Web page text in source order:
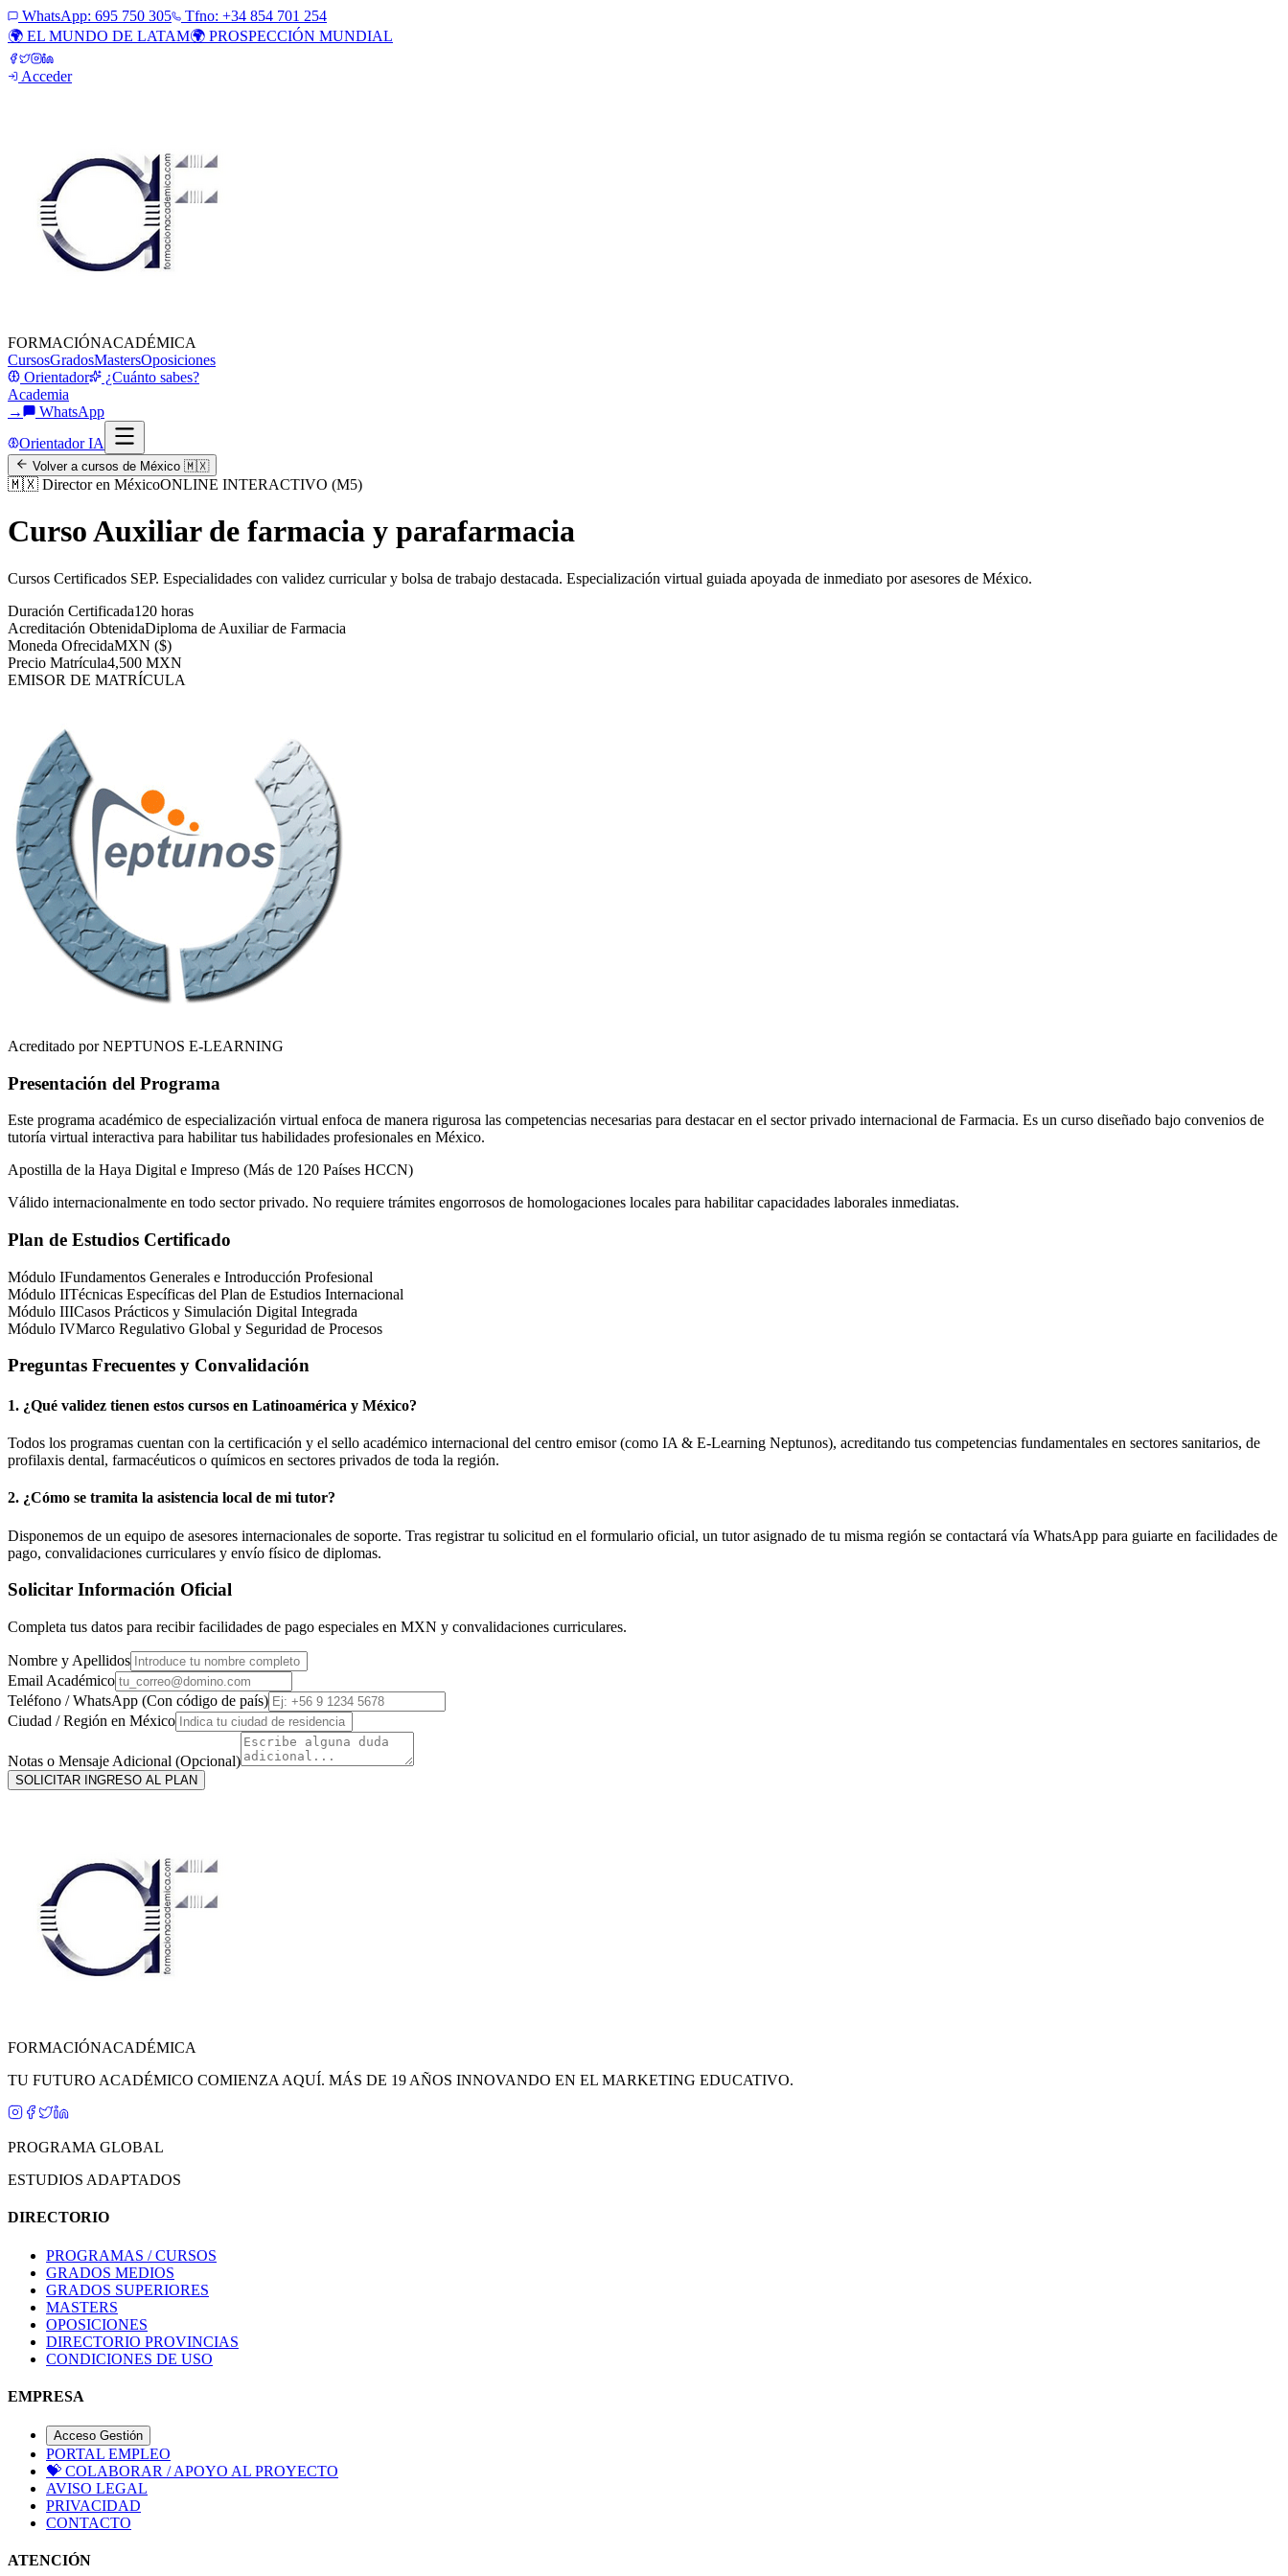
WhatsApp: 695 750 305
Tfno: +34 854 701 254
🌍 EL MUNDO DE LATAM🌍 PROSPECCIÓN MUNDIAL
Acceder
FORMACIÓNACADÉMICA
CursosGradosMastersOposiciones
Orientador
¿Cuánto sabes?
Academia
→
WhatsApp
Orientador IA
Volver a cursos de México 🇲🇽
🇲🇽 Director en MéxicoONLINE INTERACTIVO (M5)
Curso Auxiliar de farmacia y parafarmacia
Cursos Certificados SEP. Especialidades con validez curricular y bolsa de trabajo destacada. Especialización virtual guiada apoyada de inmediato por asesores de México.
Duración Certificada120 horas
Acreditación ObtenidaDiploma de Auxiliar de Farmacia
Moneda OfrecidaMXN ($)
Precio Matrícula4,500 MXN
EMISOR DE MATRÍCULA
Acreditado por NEPTUNOS E-LEARNING
Presentación del Programa
Este programa académico de especialización virtual enfoca de manera rigurosa las competencias necesarias para destacar en el sector privado internacional de Farmacia. Es un curso diseñado bajo convenios de
tutoría virtual interactiva para habilitar tus habilidades profesionales en México.
Apostilla de la Haya Digital e Impreso (Más de 120 Países HCCN)
Válido internacionalmente en todo sector privado. No requiere trámites engorrosos de homologaciones locales para habilitar capacidades laborales inmediatas.
Plan de Estudios Certificado
Módulo IFundamentos Generales e Introducción Profesional
Módulo IITécnicas Específicas del Plan de Estudios Internacional
Módulo IIICasos Prácticos y Simulación Digital Integrada
Módulo IVMarco Regulativo Global y Seguridad de Procesos
Preguntas Frecuentes y Convalidación
1. ¿Qué validez tienen estos cursos en Latinoamérica y México?
Todos los programas cuentan con la certificación y el sello académico internacional del centro emisor (como IA & E-Learning Neptunos), acreditando tus competencias fundamentales en sectores sanitarios, de
profilaxis dental, farmacéuticos o químicos en sectores privados de toda la región.
2. ¿Cómo se tramita la asistencia local de mi tutor?
Disponemos de un equipo de asesores internacionales de soporte. Tras registrar tu solicitud en el formulario oficial, un tutor asignado de tu misma región se contactará vía WhatsApp para guiarte en facilidades de
pago, convalidaciones curriculares y envío físico de diplomas.
Solicitar Información Oficial
Completa tus datos para recibir facilidades de pago especiales en MXN y convalidaciones curriculares.
Nombre y Apellidos
Email Académico
Teléfono / WhatsApp (Con código de país)
Ciudad / Región en México
Notas o Mensaje Adicional (Opcional)
SOLICITAR INGRESO AL PLAN
FORMACIÓNACADÉMICA
TU FUTURO ACADÉMICO COMIENZA AQUÍ. MÁS DE 19 AÑOS INNOVANDO EN EL MARKETING EDUCATIVO.
PROGRAMA GLOBAL
ESTUDIOS ADAPTADOS
DIRECTORIO
PROGRAMAS / CURSOS
GRADOS MEDIOS
GRADOS SUPERIORES
MASTERS
OPOSICIONES
DIRECTORIO PROVINCIAS
CONDICIONES DE USO
EMPRESA
Acceso Gestión
PORTAL EMPLEO
💝 COLABORAR / APOYO AL PROYECTO
AVISO LEGAL
PRIVACIDAD
CONTACTO
ATENCIÓN